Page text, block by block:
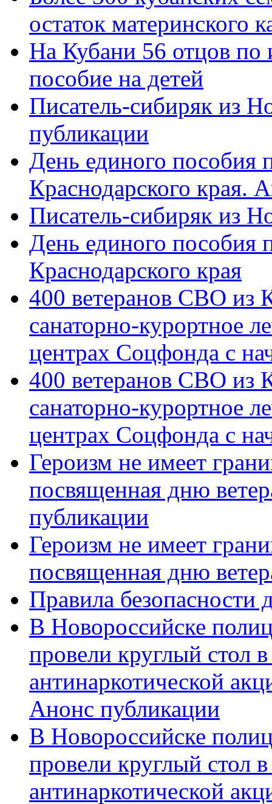
остаток материнского
На Кубани 56 отцов по
пособие на детей
Писатель-сибиряк из
публикации
День единого пособия
Краснодарского края.
Писатель-сибиряк из
День единого пособия
Краснодарского края
400 ветеранов СВО из
санаторно-курортное
центрах Соцфонда с
400 ветеранов СВО из
санаторно-курортное
центрах Соцфонда с
Героизм не имеет
посвященная дню
публикации
Героизм не имеет
посвященная дню
Правила безопасности
В Новороссийске
провели круглый стол
антинаркотической
Анонс публикации
В Новороссийске
провели круглый стол
антинаркотической